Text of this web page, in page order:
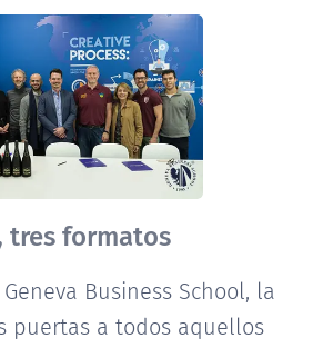
tres formatos
Business School, la
puertas a todos aquellos